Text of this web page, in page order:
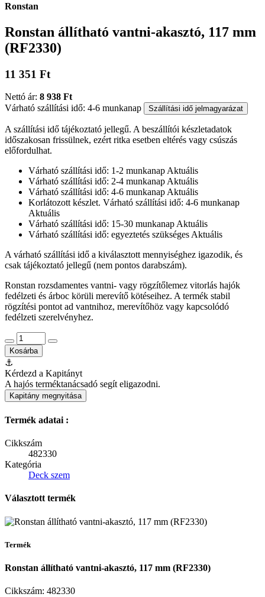
Ronstan
Ronstan állítható vantni-akasztó, 117 mm
(RF2330)
11 351 Ft
Nettó ár: 8 938 Ft
Várható szállítási idő: 4-6 munkanap
Szállítási idő jelmagyarázat
A szállítási idő tájékoztató jellegű. A beszállítói készletadatok
időszakosan frissülnek, ezért ritka esetben eltérés vagy csúszás
előfordulhat.
Várható szállítási idő: 1-2 munkanapAktuális
Várható szállítási idő: 2-4 munkanapAktuális
Várható szállítási idő: 4-6 munkanapAktuális
Korlátozott készlet. Várható szállítási idő: 4-6 munkanap
Aktuális
Várható szállítási idő: 15-30 munkanapAktuális
Várható szállítási idő: egyeztetés szükségesAktuális
A várható szállítási idő a kiválasztott mennyiséghez igazodik, és
csak tájékoztató jellegű (nem pontos darabszám).
Ronstan rozsdamentes vantni- vagy rögzítőlemez vitorlás hajók
fedélzeti és árboc körüli merevítő kötéseihez. A termék stabil
rögzítési pontot ad vantnihoz, merevítőhöz vagy kapcsolódó
fedélzeti szerelvényhez.
Kosárba
⚓
Kérdezd a Kapitányt
A hajós terméktanácsadó segít eligazodni.
Kapitány megnyitása
Termék adatai :
Cikkszám
482330
Kategória
Deck szem
Választott termék
Termék
Ronstan állítható vantni-akasztó, 117 mm (RF2330)
Cikkszám: 482330